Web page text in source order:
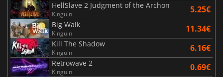
HellSlave 2 Judgment of the Archon
Kinguin 5.25€
Big Walk
Kinguin 11.34€
Kill The Shadow
Kinguin 6.16€
Retrowave 2
Kinguin 0.69€